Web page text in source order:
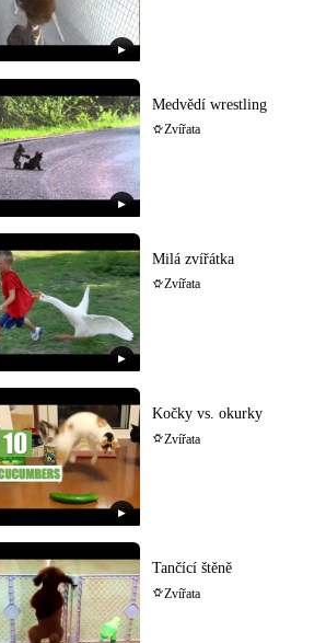
▶
▶
Medvědí wrestling
Zvířata
▶
Milá zvířátka
Zvířata
▶
Kočky vs. okurky
Zvířata
Tančící štěně
Zvířata